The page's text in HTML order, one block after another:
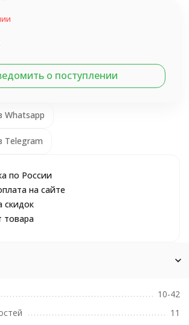
о поступлении
Whatsapp
Telegram
по России
на сайте
скидок
товара
10-42
11